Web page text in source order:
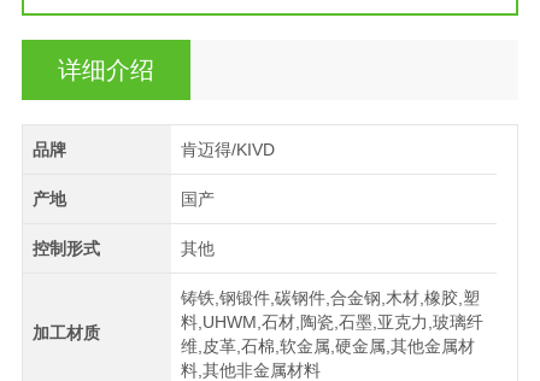
详细介绍
品牌 肯迈得/KIVD
产地 国产
控制形式 其他
加工材质
铸铁,钢锻件,碳钢件,合金钢,木材,橡胶,塑
料,UHWM,石材,陶瓷,石墨,亚克力,玻璃纤
维,皮革,石棉,软金属,硬金属,其他金属材
料,其他非金属材料